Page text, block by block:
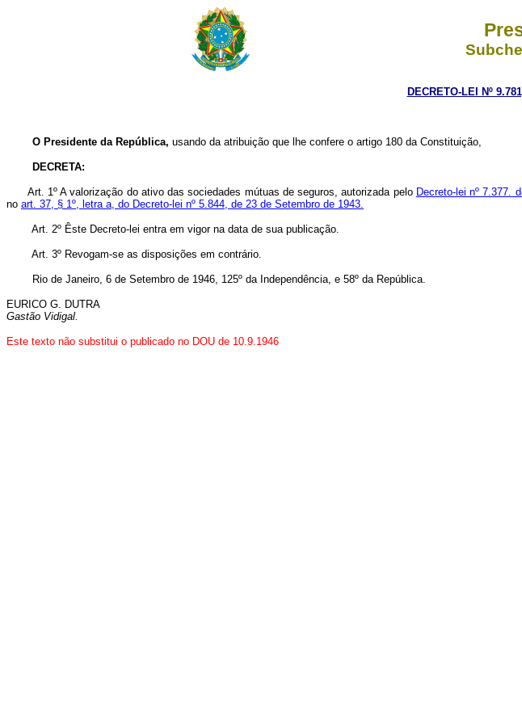
DECRETO-LEI Nº
O Presidente da República, usando da atribuição que lhe confere o artigo 180 da Constituição,
DECRETA:
Art. 1º A valorização do ativo das sociedades mútuas de seguros, autorizada pelo Decreto-lei nº 7.377.
no art. 37, § 1º, letra a, do Decreto-lei nº 5.844, de 23 de Setembro de 1943.
Art. 2º Êste Decreto-lei entra em vigor na data de sua publicação.
Art. 3º Revogam-se as disposições em contrário.
Rio de Janeiro, 6 de Setembro de 1946, 125º da Independência, e 58º da República.
EURICO G. DUTRA
Gastão Vidigal.
Este texto não substitui o publicado no DOU de 10.9.1946